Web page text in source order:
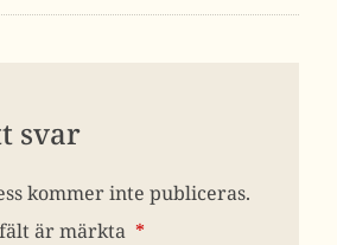
svar
kommer inte publiceras.
är märkta *